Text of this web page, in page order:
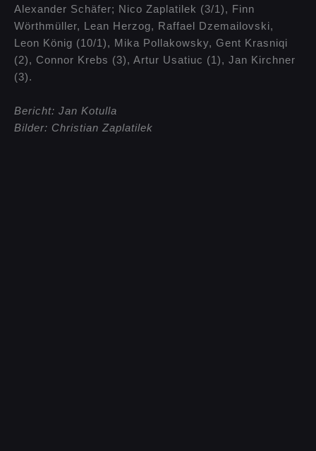
Alexander Schäfer; Nico Zaplatilek (3/1), Finn
Wörthmüller, Lean Herzog, Raffael Dzemailovski,
Leon König (10/1), Mika Pollakowsky, Gent Krasniqi
(2), Connor Krebs (3), Artur Usatiuc (1), Jan Kirchner
(3).
Bericht: Jan Kotulla
Bilder: Christian Zaplatilek